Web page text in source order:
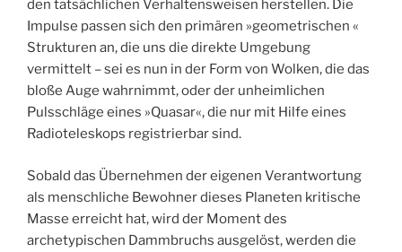
den tatsächlichen Verhaltensweisen herstellen. Die
Impulse passen sich den primären »geometrischen «
Strukturen an, die uns die direkte Umgebung
vermittelt – sei es nun in der Form von Wolken, die das
bloße Auge wahrnimmt, oder der unheimlichen
Pulsschläge eines »Quasar«, die nur mit Hilfe eines
Radioteleskops registrierbar sind.
Sobald das Übernehmen der eigenen Verantwortung
als menschliche Bewohner dieses Planeten kritische
Masse erreicht hat, wird der Moment des
archetypischen Dammbruchs ausgelöst, werden die